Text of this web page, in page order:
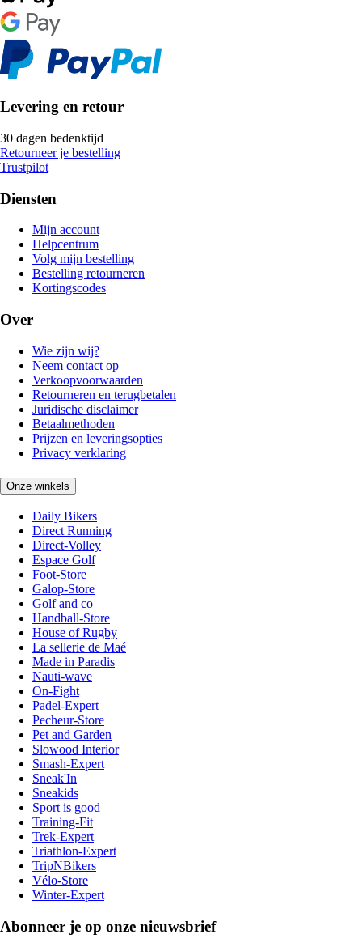
Levering en retour
30 dagen bedenktijd
Retourneer je bestelling
Trustpilot
Diensten
Mijn account
Helpcentrum
Volg mijn bestelling
Bestelling retourneren
Kortingscodes
Over
Wie zijn wij?
Neem contact op
Verkoopvoorwaarden
Retourneren en terugbetalen
Juridische disclaimer
Betaalmethoden
Prijzen en leveringsopties
Privacy verklaring
Onze winkels
Daily Bikers
Direct Running
Direct-Volley
Espace Golf
Foot-Store
Galop-Store
Golf and co
Handball-Store
House of Rugby
La sellerie de Maé
Made in Paradis
Nauti-wave
On-Fight
Padel-Expert
Pecheur-Store
Pet and Garden
Slowood Interior
Smash-Expert
Sneak'In
Sneakids
Sport is good
Training-Fit
Trek-Expert
Triathlon-Expert
TripNBikers
Vélo-Store
Winter-Expert
Abonneer je op onze nieuwsbrief